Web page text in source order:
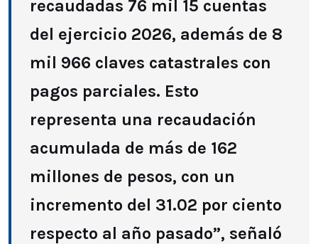
recaudadas 76 mil 15 cuentas
del ejercicio 2026, además de 8
mil 966 claves catastrales con
pagos parciales. Esto
representa una recaudación
acumulada de más de 162
millones de pesos, con un
incremento del 31.02 por ciento
respecto al año pasado”, señaló